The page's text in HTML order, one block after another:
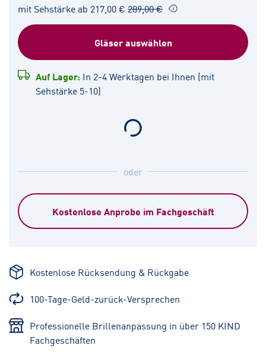
mit Sehstärke ab 217,00 € 289,00 €
Gläser auswählen
Auf Lager: In 2-4 Werktagen bei Ihnen (mit
Sehstärke 5-10)
oder
Kostenlose Anprobe im Fachgeschäft
Kostenlose Rücksendung & Rückgabe
100-Tage-Geld-zurück-Versprechen
Professionelle Brillenanpassung in über 150 KIND
Fachgeschäften